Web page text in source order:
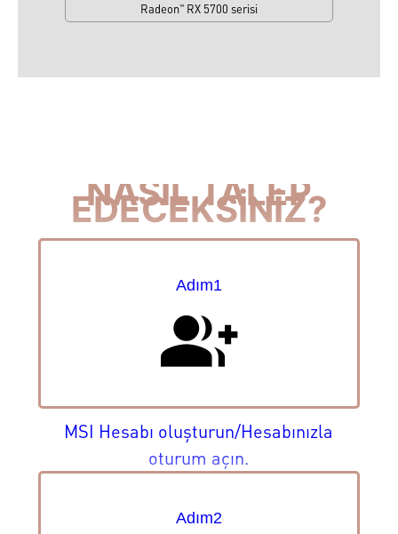
Radeon™ RX 5700 serisi
NASIL TALEP
EDECEKSİNİZ?
Adım1
group_add
MSI Hesabı oluşturun/Hesabınızla
oturum açın.
Adım2